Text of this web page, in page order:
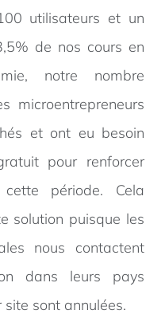
utilisateurs et un
de nos cours en
notre nombre
microentrepreneurs
et ont eu besoin
pour renforcer
période. Cela
solution puisque les
nous contactent
dans leurs pays
sont annulées.